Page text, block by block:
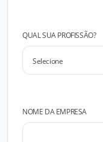
QUAL SUA PROFISSÃO?
NOME DA EMPRESA